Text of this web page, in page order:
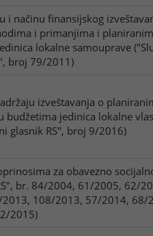
i načinu finansijskog
i primanjima i
lokalne samouprave
broj 79/2011)
izveštavanja o
budžetima jedinica lokalne
glasnik RS", broj 9/2016)
za obavezno
br. 84/2004, 61/2005, 62/
108/2013, 57/2014, 68/
2015)